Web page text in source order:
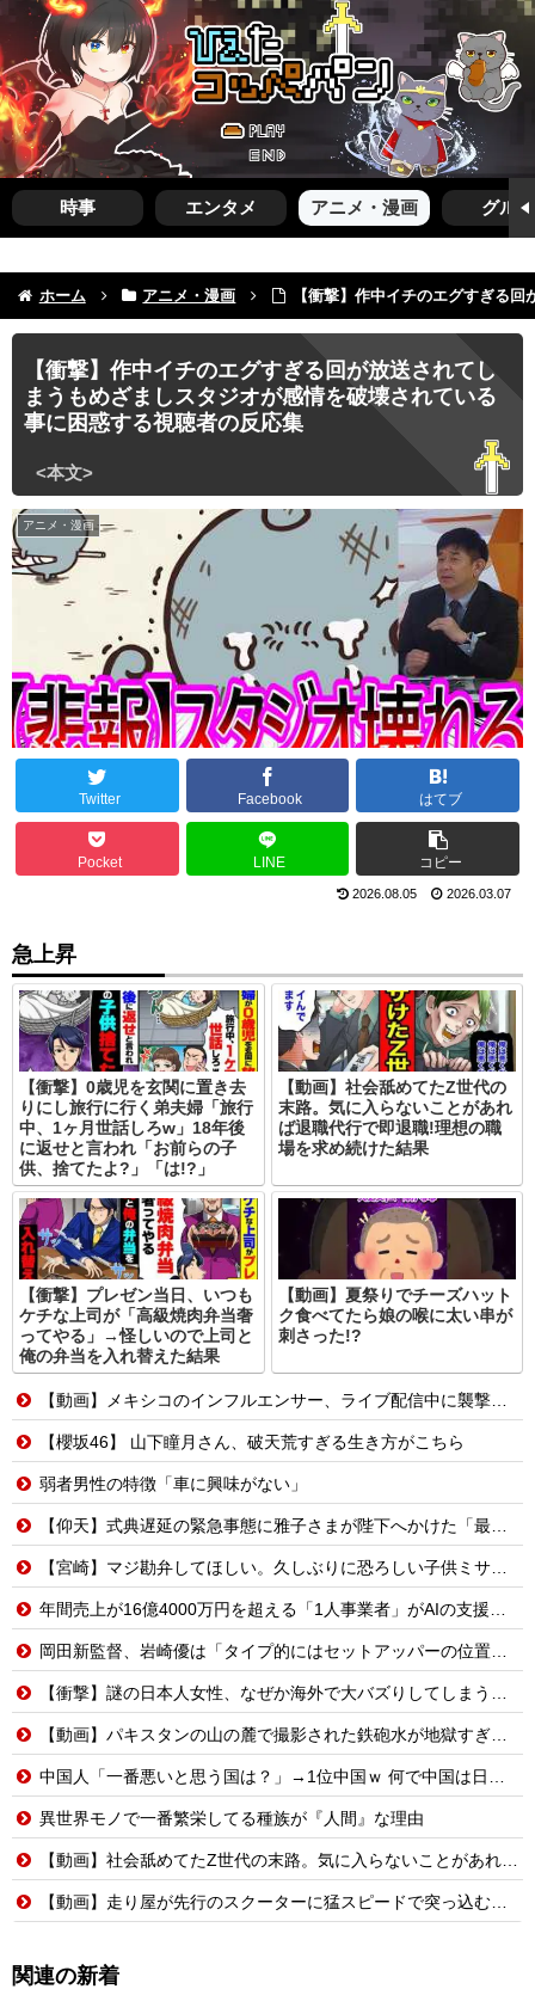
時事 エンタメ アニメ・漫画 グルメ
ホーム アニメ・漫画 【衝撃】作中イチのエグすぎる
【衝撃】作中イチのエグすぎる回が放送されてし
まうもめざましスタジオが感情を破壊されている
事に困惑する視聴者の反応集
アニメ・漫画
Twitter Facebook はてブ
Pocket LINE コピー
2026.08.05 2026.03.07
急上昇
【衝撃】0歳児を玄関に置き去
りにし旅行に行く弟夫婦「旅行
中、1ヶ月世話しろw」18年後
に返せと言われ「お前らの子
供、捨てたよ?」「は!?」
【動画】社会舐めてたZ世代の
末路。気に入らないことがあれ
ば退職代行で即退職!理想の職
場を求め続けた結果
【衝撃】プレゼン当日、いつも
ケチな上司が「高級焼肉弁当奢
ってやる」→怪しいので上司と
俺の弁当を入れ替えた結果
【動画】夏祭りでチーズハット
ク食べてたら娘の喉に太い串が
刺さった!?
【動画】メキシコのインフルエンサー、ライブ配信中に襲撃されて死亡。
【櫻坂46】 山下瞳月さん、破天荒すぎる生き方がこちら
弱者男性の特徴「車に興味がない」
【仰天】式典遅延の緊急事態に雅子さまが陛下へかけた「最高の一言」とは? 楽曲提供:株式会社FLMusic
【宮崎】マジ勘弁してほしい。久しぶりに恐ろしい子供ミサイルを見た。
年間売上が16億4000万円を超える「1人事業者」がAIの支援を受けて2年で約3倍に急増
岡田新監督、岩崎優は「タイプ的にはセットアッパーの位置が一番合うてる」←おーん
【衝撃】謎の日本人女性、なぜか海外で大バズりしてしまうwww
【動画】パキスタンの山の麓で撮影された鉄砲水が地獄すぎる。
中国人「一番悪いと思う国は？」→1位中国ｗ 何で中国は日本が悪いと思ってるの？
異世界モノで一番繁栄してる種族が『人間』な理由
【動画】社会舐めてたZ世代の末路。気に入らないことがあれば退職代行で即退職!理想の職場を求め続けた結果
【動画】走り屋が先行のスクーターに猛スピードで突っ込む事故。
関連の新着